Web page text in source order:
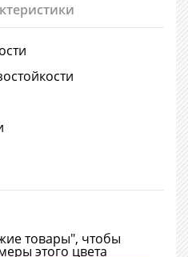
товары", чтобы
этого цвета